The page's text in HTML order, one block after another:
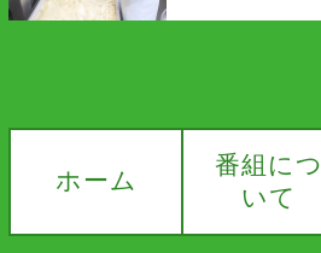
ホーム
番組につ
いて